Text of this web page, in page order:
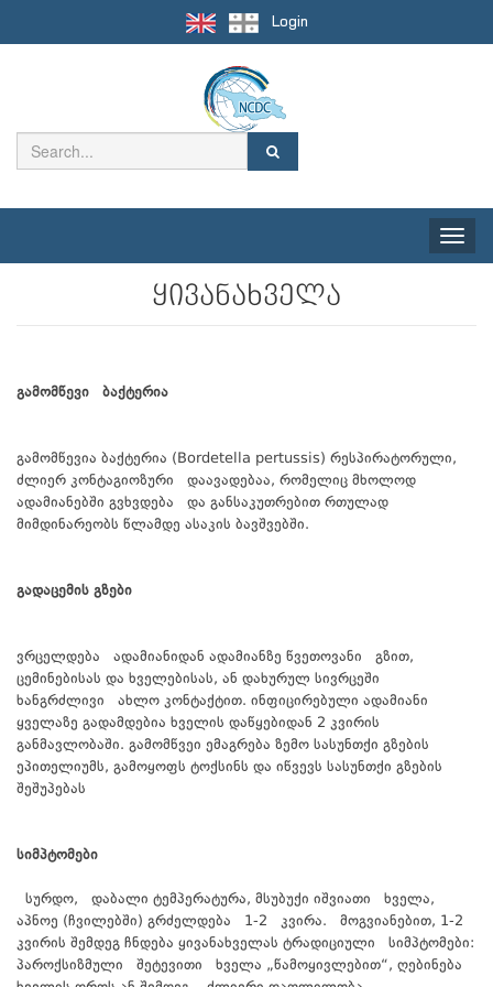
Login
Toggle
ყივანახველა
გამომწევი ბაქტერია
გამომწევია ბაქტერია (Bordetella pertussis) რესპირატორული,
ძლიერ კონტაგიოზური დაავადებაა, რომელიც მხოლოდ
ადამიანებში გვხვდება და განსაკუთრებით რთულად
მიმდინარეობს წლამდე ასაკის ბავშვებში.
გადაცემის გზები
ვრცელდება ადამიანიდან ადამიანზე წვეთოვანი გზით,
ცემინებისას და ხველებისას, ან დახურულ სივრცეში
ხანგრძლივი ახლო კონტაქტით. ინფიცირებული ადამიანი
ყველაზე გადამდებია ხველის დაწყებიდან 2 კვირის
განმავლობაში. გამომწვეი ემაგრება ზემო სასუნთქი გზების
ეპითელიუმს, გამოყოფს ტოქსინს და იწვევს სასუნთქი გზების
შეშუპებას
სიმპტომები
სურდო, დაბალი ტემპერატურა, მსუბუქი იშვიათი ხველა,
აპნოე (ჩვილებში) გრძელდება 1-2 კვირა. მოგვიანებით, 1-2
კვირის შემდეგ ჩნდება ყივანახველას ტრადიციული სიმპტომები:
პაროქსიზმული შეტევითი ხველა „წამოყივლებით“, ღებინება